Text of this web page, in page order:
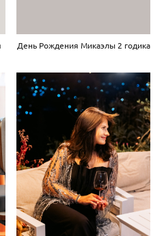
День Рождения Микаэлы 2 годика